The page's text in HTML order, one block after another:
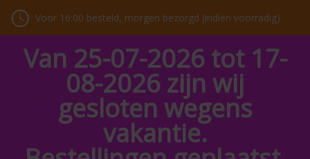
Voor 16:00 besteld, morgen bezorgd (indien voorradig)
Van 25-07-2026 tot 17-
08-2026 zijn wij
gesloten wegens
vakantie.